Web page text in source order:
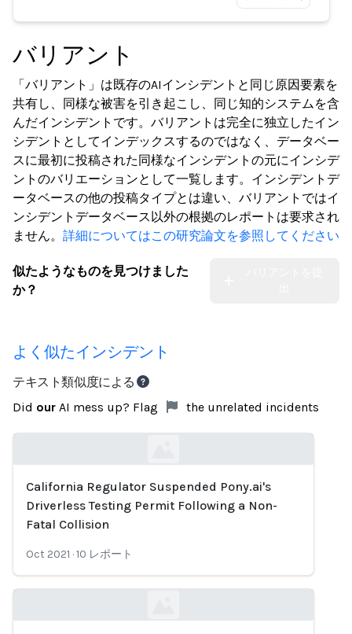
バリアント
「バリアント」は既存のAIインシデントと同じ原因要素を
共有し、同様な被害を引き起こし、同じ知的システムを含
んだインシデントです。バリアントは完全に独立したイン
シデントとしてインデックスするのではなく、データベー
スに最初に投稿された同様なインシデントの元にインシデ
ントのバリエーションとして一覧します。インシデントデ
ータベースの他の投稿タイプとは違い、バリアントではイ
ンシデントデータベース以外の根拠のレポートは要求され
ません。 詳細についてはこの研究論文を参照してください
似たようなものを見つけました
か？
よく似たインシデント
テキスト類似度による
Did our AI mess up? Flag the unrelated incidents
Loading...
California Regulator Suspended Pony.ai's
Driverless Testing Permit Following a Non-
Fatal Collision
Oct 2021 ·10 レポート